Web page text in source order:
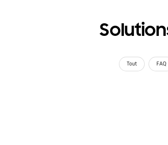
Tout FAQ